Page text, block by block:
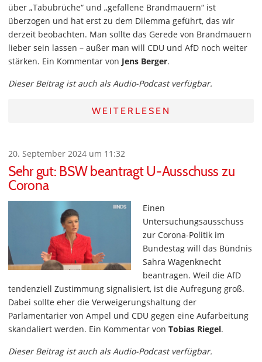
über „Tabubrüche“ und „gefallene Brandmauern“ ist
überzogen und hat erst zu dem Dilemma geführt, das wir
derzeit beobachten. Man sollte das Gerede von Brandmauern
lieber sein lassen – außer man will CDU und AfD noch weiter
stärken. Ein Kommentar von Jens Berger.
Dieser Beitrag ist auch als Audio-Podcast verfügbar.
WEITERLESEN
20. September 2024 um 11:32
Sehr gut: BSW beantragt U-Ausschuss zu
Corona
Einen
Untersuchungsausschuss
zur Corona-Politik im
Bundestag will das Bündnis
Sahra Wagenknecht
beantragen. Weil die AfD
tendenziell Zustimmung signalisiert, ist die Aufregung groß.
Dabei sollte eher die Verweigerungshaltung der
Parlamentarier von Ampel und CDU gegen eine Aufarbeitung
skandaliert werden. Ein Kommentar von Tobias Riegel.
Dieser Beitrag ist auch als Audio-Podcast verfügbar.